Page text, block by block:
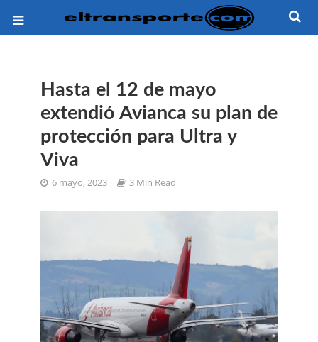
Hasta el 12 de mayo
extendió Avianca su plan de
protección para Ultra y
Viva
6 mayo, 2023 3 Min Read